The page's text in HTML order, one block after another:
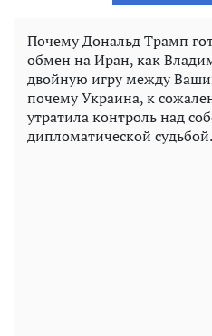
Почему Дональд Трамп
обмен на Иран, как
двойную игру между
почему Украина, к
утратила контроль над
дипломатической судьбой.